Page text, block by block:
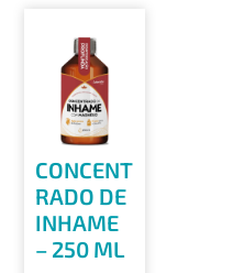
CONCENT
RADO DE
INHAME
– 250 ML